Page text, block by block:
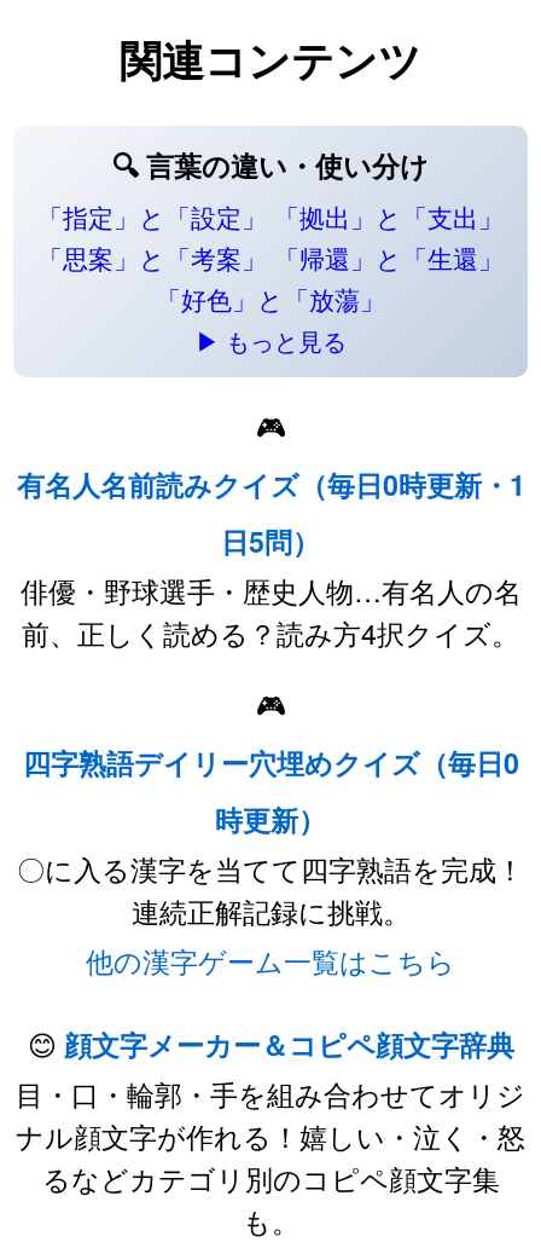
関連コンテンツ
🔍 言葉の違い・使い分け
「指定」と「設定」
「拠出」と「支出」
「思案」と「考案」
「帰還」と「生還」
「好色」と「放蕩」
▶ もっと見る
🎮
有名人名前読みクイズ（毎日0時更新・1
日5問）
俳優・野球選手・歴史人物…有名人の名
前、正しく読める？読み方4択クイズ。
🎮
四字熟語デイリー穴埋めクイズ（毎日0
時更新）
〇に入る漢字を当てて四字熟語を完成！
連続正解記録に挑戦。
他の漢字ゲーム一覧はこちら
😊 顔文字メーカー＆コピペ顔文字辞典
目・口・輪郭・手を組み合わせてオリジ
ナル顔文字が作れる！嬉しい・泣く・怒
るなどカテゴリ別のコピペ顔文字集
も。